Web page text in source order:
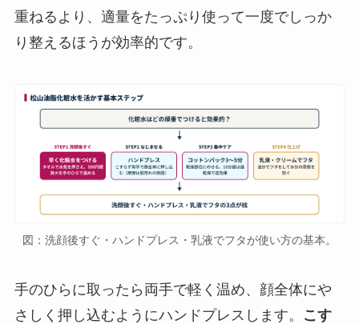
重ねるより、適量をたっぷり使って一度でしっか
り整えるほうが効率的です。
図：洗顔後すぐ・ハンドプレス・乳液でフタが使い方の基本。
手のひらに取ったら両手で軽く温め、顔全体にや
さしく押し込むようにハンドプレスします。
こす